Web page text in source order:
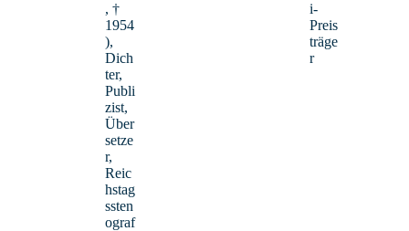
Boyko, Michael – StRef.
, †
1954
),
Dich
ter,
Publi
zist,
Über
setze
r,
Reic
hstag
ssten
ograf
i-
Preis
träge
r